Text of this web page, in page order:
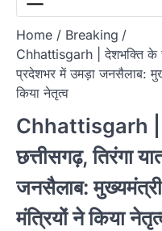
Home
Breaking
Chhattisgarh | देशभक्ति के
प्रदेशभर में उमड़ा जनसैलाब:
किया नेतृत्व
Chhattisgarh |
छत्तीसगढ़, तिरंगा
जनसैलाब:
मंत्रियों ने किया